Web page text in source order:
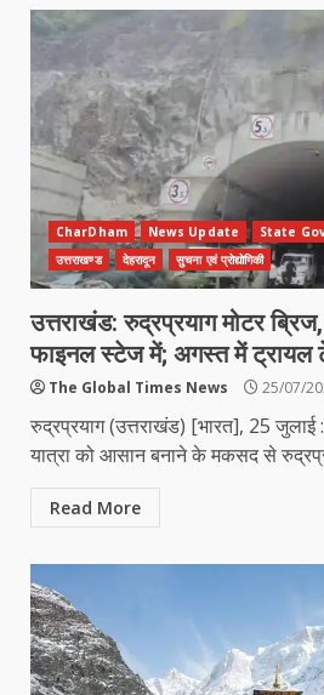
CharDham News Update State
उत्तराखण्ड
देहरादून सुचना एवं प्रोद्योगिकी
उत्तराखंड: रुद्रप्रयाग मोटर
फाइनल स्टेज में; अगस्त में ट्रायल
The Global Times News 25/07/
रुद्रप्रयाग (उत्तराखंड) [भारत], 25 जुलाई
यात्रा को आसान बनाने के मकसद से
Read More